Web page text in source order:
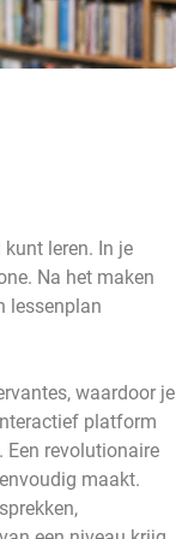
leren. In je
Na het maken
lessenplan
waardoor je
platform
revolutionaire
maakt.